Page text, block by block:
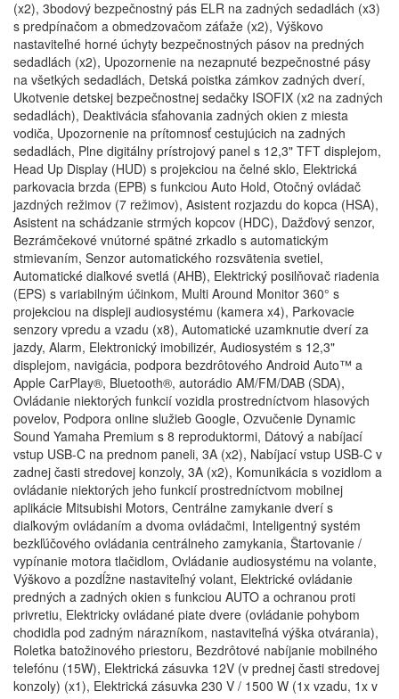
(x2), 3bodový bezpečnostný pás ELR na zadných sedadlách (x3)
s predpínačom a obmedzovačom záťaže (x2), Výškovo
nastaviteľné horné úchyty bezpečnostných pásov na predných
sedadlách (x2), Upozornenie na nezapnuté bezpečnostné pásy
na všetkých sedadlách, Detská poistka zámkov zadných dverí,
Ukotvenie detskej bezpečnostnej sedačky ISOFIX (x2 na zadných
sedadlách), Deaktivácia sťahovania zadných okien z miesta
vodiča, Upozornenie na prítomnosť cestujúcich na zadných
sedadlách, Plne digitálny prístrojový panel s 12,3" TFT displejom,
Head Up Display (HUD) s projekciou na čelné sklo, Elektrická
parkovacia brzda (EPB) s funkciou Auto Hold, Otočný ovládač
jazdných režimov (7 režimov), Asistent rozjazdu do kopca (HSA),
Asistent na schádzanie strmých kopcov (HDC), Dažďový senzor,
Bezrámčekové vnútorné spätné zrkadlo s automatickým
stmievaním, Senzor automatického rozsvätenia svetiel,
Automatické diaľkové svetlá (AHB), Elektrický posilňovač riadenia
(EPS) s variabilným účinkom, Multi Around Monitor 360° s
projekciou na displeji audiosystému (kamera x4), Parkovacie
senzory vpredu a vzadu (x8), Automatické uzamknutie dverí za
jazdy, Alarm, Elektronický imobilizér, Audiosystém s 12,3"
displejom, navigácia, podpora bezdrôtového Android Auto™ a
Apple CarPlay®, Bluetooth®, autorádio AM/FM/DAB (SDA),
Ovládanie niektorých funkcií vozidla prostredníctvom hlasových
povelov, Podpora online služieb Google, Ozvučenie Dynamic
Sound Yamaha Premium s 8 reproduktormi, Dátový a nabíjací
vstup USB-C na prednom paneli, 3A (x2), Nabíjací vstup USB-C v
zadnej časti stredovej konzoly, 3A (x2), Komunikácia s vozidlom a
ovládanie niektorých jeho funkcií prostredníctvom mobilnej
aplikácie Mitsubishi Motors, Centrálne zamykanie dverí s
diaľkovým ovládaním a dvoma ovládačmi, Inteligentný systém
bezkľúčového ovládania centrálneho zamykania, Štartovanie /
vypínanie motora tlačidlom, Ovládanie audiosystému na volante,
Výškovo a pozdĺžne nastaviteľný volant, Elektrické ovládanie
predných a zadných okien s funkciou AUTO a ochranou proti
privretiu, Elektricky ovládané piate dvere (ovládanie pohybom
chodidla pod zadným nárazníkom, nastaviteľná výška otvárania),
Roletka batožinového priestoru, Bezdrôtové nabíjanie mobilného
telefónu (15W), Elektrická zásuvka 12V (v prednej časti stredovej
konzoly) (x1), Elektrická zásuvka 230 V / 1500 W (1x vzadu, 1x v